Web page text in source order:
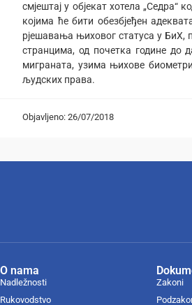
смјештај у објекат хотела
којима ће бити обезбјеђен
рјешавања њиховог статуса у БиХ,
странцима, од почетка године до
миграната, узима њихове
људских права.
Objavljeno: 26/07/2018
O nama
Nadležnosti
Rukovodstvo
Zakoni